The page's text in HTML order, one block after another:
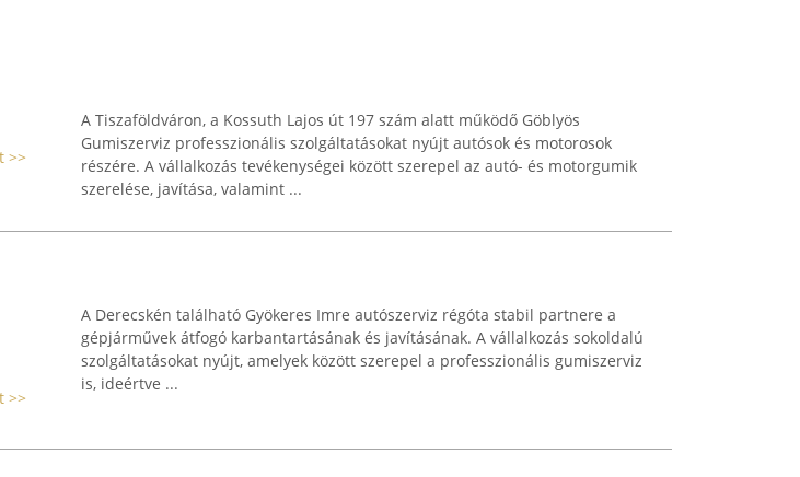
>>
A Tiszaföldváron, a Kossuth Lajos út 197 szám alatt működő Göblyös
Gumiszerviz professzionális szolgáltatásokat nyújt autósok és motorosok
részére. A vállalkozás tevékenységei között szerepel az autó- és motorgumik
szerelése, javítása, valamint ...
>>
A Derecskén található Gyökeres Imre autószerviz régóta stabil partnere a
gépjárművek átfogó karbantartásának és javításának. A vállalkozás sokoldalú
szolgáltatásokat nyújt, amelyek között szerepel a professzionális gumiszerviz
is, ideértve ...